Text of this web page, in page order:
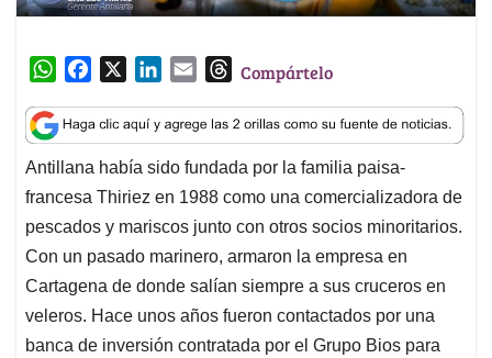
W
a
t
s
A
p
p
c
e
b
o
o
k
n
k
e
d
I
n
a
i
l
T
r
e
a
d
s
Compártelo
Antillana había sido fundada por la familia paisa-
francesa Thiriez en 1988 como una comercializadora de
pescados y mariscos junto con otros socios minoritarios.
Con un pasado marinero, armaron la empresa en
Cartagena de donde salían siempre a sus cruceros en
veleros. Hace unos años fueron contactados por una
banca de inversión contratada por el Grupo Bios para